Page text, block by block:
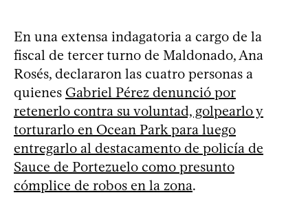
En una extensa indagatoria a cargo de la
fiscal de tercer turno de Maldonado, Ana
Rosés, declararon las cuatro personas a
quienes Gabriel Pérez denunció por
retenerlo contra su voluntad, golpearlo y
torturarlo en Ocean Park para luego
entregarlo al destacamento de policía de
Sauce de Portezuelo como presunto
cómplice de robos en la zona.